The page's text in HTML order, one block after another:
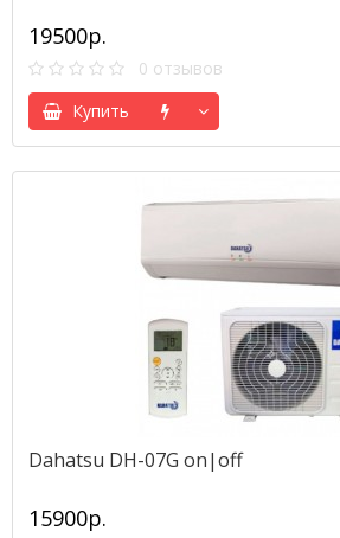
19500р.
0 отзывов
Купить
Dahatsu DH-07G on|off
15900р.